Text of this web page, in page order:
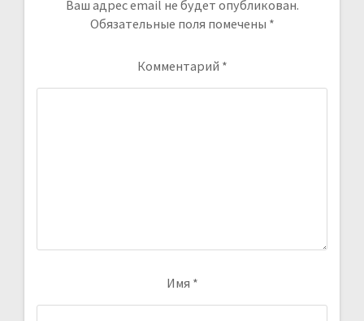
Ваш адрес email не будет опубликован.
Обязательные поля помечены *
Комментарий *
Имя *